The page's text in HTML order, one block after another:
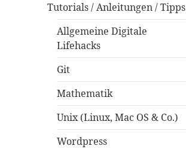
Tutorials / Anleitungen / Tipps
Allgemeine Digitale
Lifehacks
Git
Mathematik
Unix (Linux, Mac OS & Co.)
Wordpress